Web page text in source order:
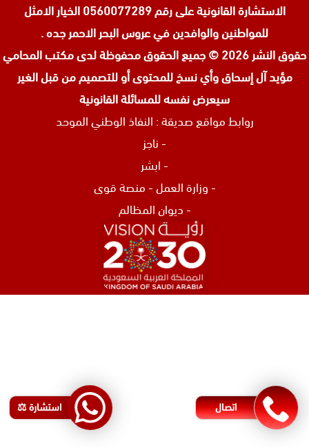
الاستشارة القانونية على رقم 0560077289 الخيار الامثل
للمواطنين والوافدين في عروس البحر الاحمر جده .
حقوق النشر 2026 © جميع الحقوق محفوظة لدى
مكتب المحامي
مؤيد آل إسحاق وأي نسخ للمحتوى أو للتصميم من قبل الغير
سيعرض نفسه للمسائلة القانونية
روابط مواقع صديقة : النفاذ الوطني الموحد
-ناجز
-ابشر
-وزارة العمل-منصة قوى
-ديوان المظالم
اتصال استشارة ⚖️
محامي مطالبات مالية في البحرين
رقم محامي في البحرين